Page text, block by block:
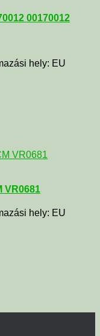
00170012
hely: EU
VR0681
hely: EU